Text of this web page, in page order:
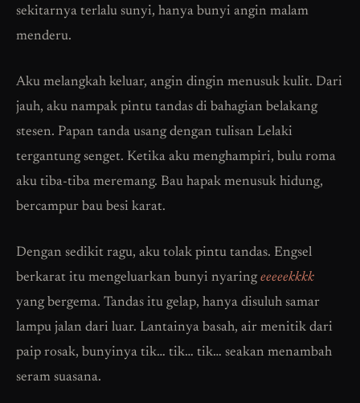
sekitarnya terlalu sunyi, hanya bunyi angin malam
menderu.
Aku melangkah keluar, angin dingin menusuk kulit. Dari
jauh, aku nampak pintu tandas di bahagian belakang
stesen. Papan tanda usang dengan tulisan Lelaki
tergantung senget. Ketika aku menghampiri, bulu roma
aku tiba-tiba meremang. Bau hapak menusuk hidung,
bercampur bau besi karat.
Dengan sedikit ragu, aku tolak pintu tandas. Engsel
berkarat itu mengeluarkan bunyi nyaring eeeeekkkk
yang bergema. Tandas itu gelap, hanya disuluh samar
lampu jalan dari luar. Lantainya basah, air menitik dari
paip rosak, bunyinya tik… tik… tik… seakan menambah
seram suasana.